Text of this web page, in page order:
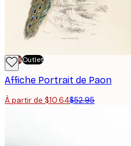
-70%Outlet
Affiche Portrait de Paon
À partir de $10.64$52.95